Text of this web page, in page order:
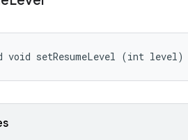
void setResumeLevel (int level)